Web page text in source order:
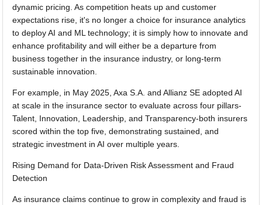
dynamic pricing. As competition heats up and customer
expectations rise, it's no longer a choice for insurance analytics
to deploy AI and ML technology; it is simply how to innovate and
enhance profitability and will either be a departure from
business together in the insurance industry, or long-term
sustainable innovation.
For example, in May 2025, Axa S.A. and Allianz SE adopted AI
at scale in the insurance sector to evaluate across four pillars-
Talent, Innovation, Leadership, and Transparency-both insurers
scored within the top five, demonstrating sustained, and
strategic investment in AI over multiple years.
Rising Demand for Data-Driven Risk Assessment and Fraud
Detection
As insurance claims continue to grow in complexity and fraud is